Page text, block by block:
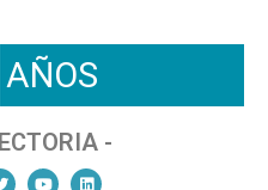
AÑOS
-